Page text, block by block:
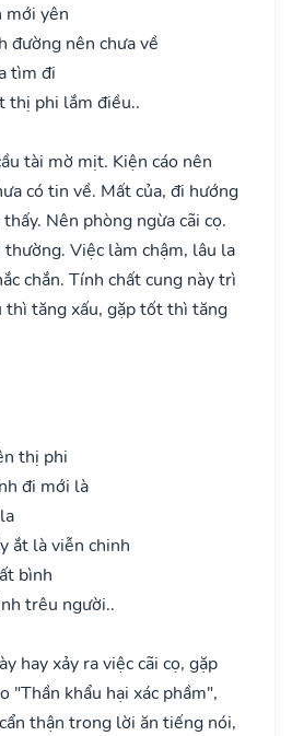
mới yên
đường nên chưa về
tìm đi
thị phi lắm điều..
tài mờ mịt. Kiện cáo nên
có tin về. Mất của, đi hướng
Nên phòng ngừa cãi cọ.
Việc làm chậm, lâu la
chắn. Tính chất cung này trì
thì tăng xấu, gặp tốt thì tăng
thị phi
đi mới là
ắt là viễn chinh
bình
trêu người..
hay xảy ra việc cãi cọ, gặp
"Thần khẩu hại xác phầm",
thận trong lời ăn tiếng nói,